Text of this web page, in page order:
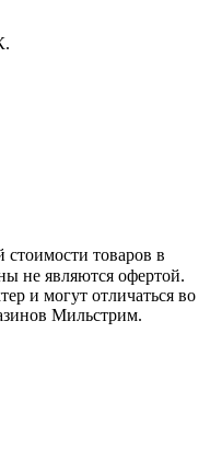
стоимости товаров в
не являются офертой.
и могут отличаться во
Мильстрим.